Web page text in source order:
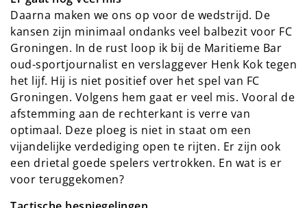
Daarna maken we ons op voor de wedstrijd. De
kansen zijn minimaal ondanks veel balbezit voor FC
Groningen. In de rust loop ik bij de Maritieme Bar
oud-sportjournalist en verslaggever Henk Kok tegen
het lijf. Hij is niet positief over het spel van FC
Groningen. Volgens hem gaat er veel mis. Vooral de
afstemming aan de rechterkant is verre van
optimaal. Deze ploeg is niet in staat om een
vijandelijke verdediging open te rijten. Er zijn ook
een drietal goede spelers vertrokken. En wat is er
voor teruggekomen?